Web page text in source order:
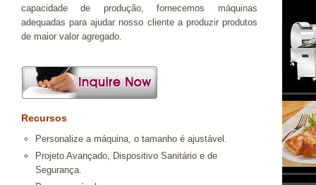
capacidade de produção, fornecemos máquinas
adequadas para ajudar nosso cliente a produzir produtos
de maior valor agregado.
Recursos
Personalize a máquina, o tamanho é ajustável.
Projeto Avançado, Dispositivo Sanitário e de
Segurança.